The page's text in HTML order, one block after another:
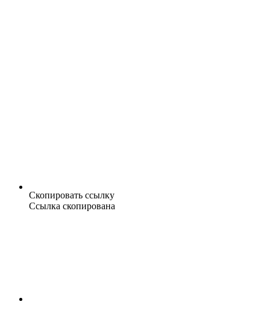
Скопировать ссылку
Ссылка скопирована